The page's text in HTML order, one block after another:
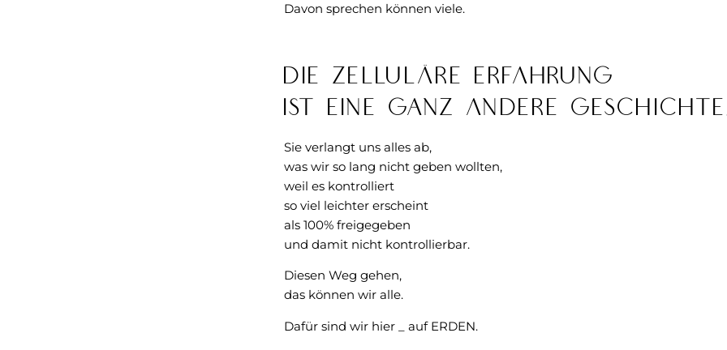
Davon sprechen können viele.
Die zelluläre Erfahrung
ist eine GANZ andere
Sie verlangt uns alles ab,
was wir so lang nicht geben wollten,
weil es kontrolliert
so viel leichter erscheint
als 100% freigegeben
und damit nicht kontrollierbar.
Diesen Weg gehen,
das können wir alle.
Dafür sind wir hier _ auf ERDEN.